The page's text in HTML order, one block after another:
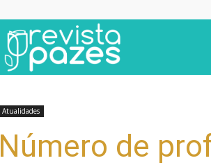
Atualidades
Número de